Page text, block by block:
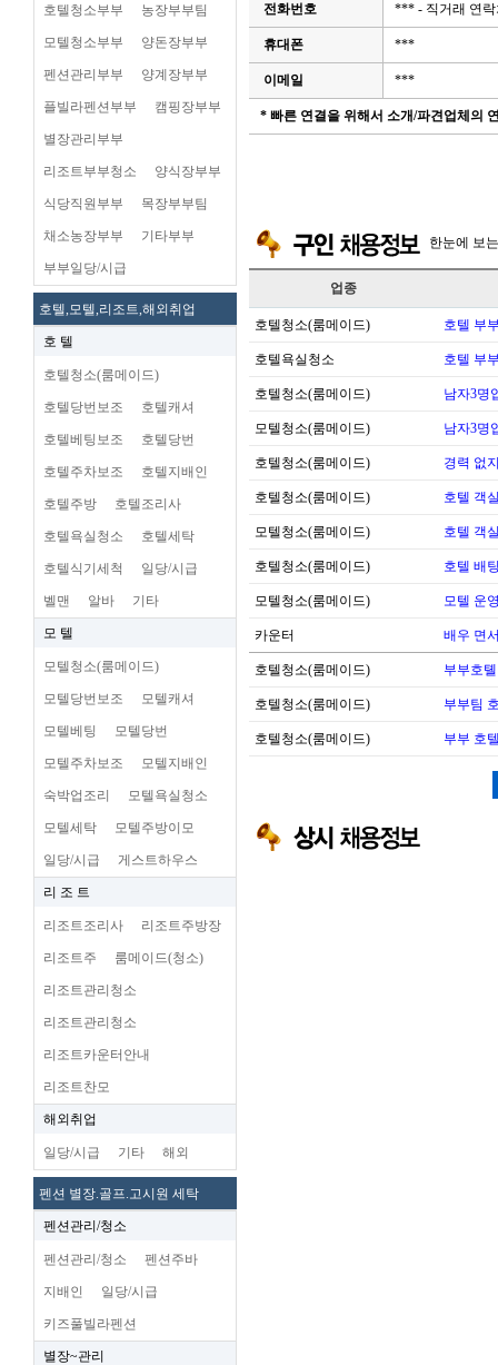
호텔청소부부 농장부부팀
모텔청소부부 양돈장부부
펜션관리부부 양계장부부
플빌라펜션부부 캠핑장부부
별장관리부부
리조트부부청소 양식장부부
식당직원부부 목장부부팀
채소농장부부 기타부부
부부일당/시급
호텔,모텔,리조트,해외취업
호 텔
호텔청소(룸메이드)
호텔당번보조 호텔캐셔
호텔베팅보조 호텔당번
호텔주차보조 호텔지배인
호텔주방 호텔조리사
호텔욕실청소 호텔세탁
호텔식기세척 일당/시급
벨맨 알바 기타
모 텔
모텔청소(룸메이드)
모텔당번보조 모텔캐셔
모텔베팅 모텔당번
모텔주차보조 모텔지배인
숙박업조리 모텔욕실청소
모텔세탁 모텔주방이모
일당/시급 게스트하우스
리 조 트
리조트조리사 리조트주방장
리조트주 룸메이드(청소)
리조트관리청소
리조트관리청소
리조트카운터안내
리조트찬모
해외취업
일당/시급 기타 해외
펜션 별장.골프.고시원 세탁
펜션관리/청소
펜션관리/청소 펜션주바
지배인 일당/시급
키즈풀빌라펜션
별장~관리
전화번호 *** - 직거래 연
휴대폰 ***
이메일 ***
* 빠른 연결을 위해서 소개/파견업체의
한눈에 보
업종
호텔청소(룸메이드) 호텔 부
호텔욕실청소 호텔 부
호텔청소(룸메이드) 남자3명
모텔청소(룸메이드) 남자3명
호텔청소(룸메이드) 경력 없
호텔청소(룸메이드) 호텔 객
모텔청소(룸메이드) 호텔 객
호텔청소(룸메이드) 호텔 배
모텔청소(룸메이드) 모텔 운
카운터 배우 면
호텔청소(룸메이드) 부부호
호텔청소(룸메이드) 부부팀
호텔청소(룸메이드) 부부 호